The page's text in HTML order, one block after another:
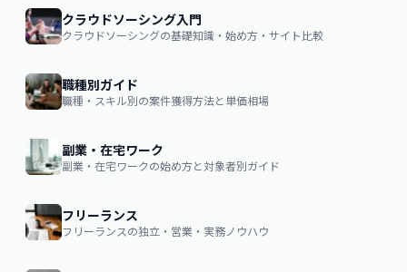
クラウドソーシング入門
クラウドソーシングの基礎知識・始め方・サイト比較
職種別ガイド
職種・スキル別の案件獲得方法と単価相場
副業・在宅ワーク
副業・在宅ワークの始め方と対象者別ガイド
フリーランス
フリーランスの独立・営業・実務ノウハウ